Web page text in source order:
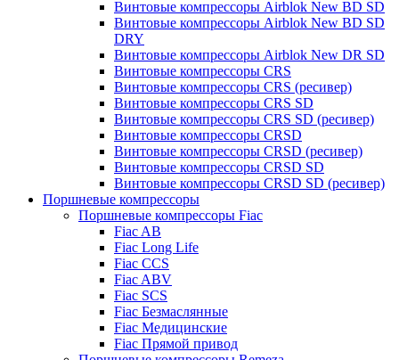
Винтовые компрессоры Airblok New BD SD
Винтовые компрессоры Airblok New BD SD
DRY
Винтовые компрессоры Airblok New DR SD
Винтовые компрессоры CRS
Винтовые компрессоры CRS (ресивер)
Винтовые компрессоры CRS SD
Винтовые компрессоры CRS SD (ресивер)
Винтовые компрессоры CRSD
Винтовые компрессоры CRSD (ресивер)
Винтовые компрессоры CRSD SD
Винтовые компрессоры CRSD SD (ресивер)
Поршневые компрессоры
Поршневые компрессоры Fiac
Fiac AB
Fiac Long Life
Fiac CCS
Fiac ABV
Fiac SCS
Fiac Безмаслянные
Fiac Медицинские
Fiac Прямой привод